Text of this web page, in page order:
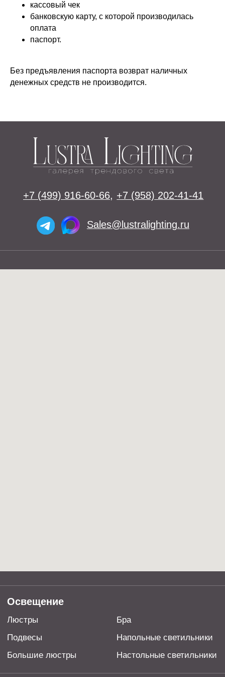
кассовый чек
банковскую карту, с которой производилась
оплата
паспорт.
Без предъявления паспорта возврат наличных
денежных средств не производится.
Установка
Контакты
Настольные светильники
Большие люстры
Подвесы
территории РФ (на основании